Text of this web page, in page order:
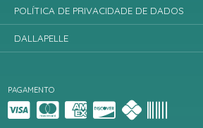
PAGAMENTO
POLÍTICA DE PRIVACIDADE DE DADOS
DALLAPELLE